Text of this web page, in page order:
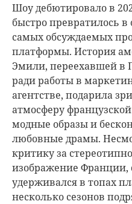
Шоу дебютировало в
быстро превратилось в
самых обсуждаемых
платформы. История
Эмили, переехавшей в
ради работы в
агентстве, подарила
атмосферу
модные образы и
любовные драмы.
критику за
изображение Франции,
удерживался в топах
несколько сезонов